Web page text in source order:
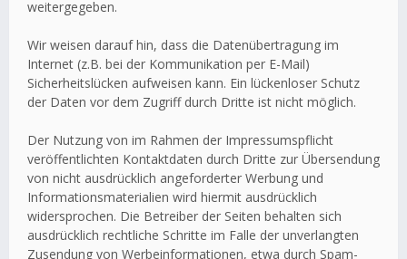
weitergegeben.
Wir weisen darauf hin, dass die Datenübertragung im
Internet (z.B. bei der Kommunikation per E-Mail)
Sicherheitslücken aufweisen kann. Ein lückenloser Schutz
der Daten vor dem Zugriff durch Dritte ist nicht möglich.
Der Nutzung von im Rahmen der Impressumspflicht
veröffentlichten Kontaktdaten durch Dritte zur Übersendung
von nicht ausdrücklich angeforderter Werbung und
Informationsmaterialien wird hiermit ausdrücklich
widersprochen. Die Betreiber der Seiten behalten sich
ausdrücklich rechtliche Schritte im Falle der unverlangten
Zusendung von Werbeinformationen, etwa durch Spam-